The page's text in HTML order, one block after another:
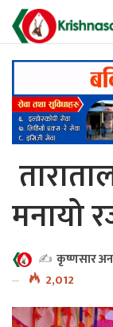
मनायो
✍️ कृष्णसार
2,012